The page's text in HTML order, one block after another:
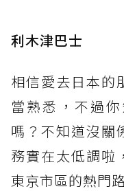
利木津巴士
相信愛去日本的
當熟悉，不過
嗎？不知道沒關
務實在太低調啦
東京市區的熱門